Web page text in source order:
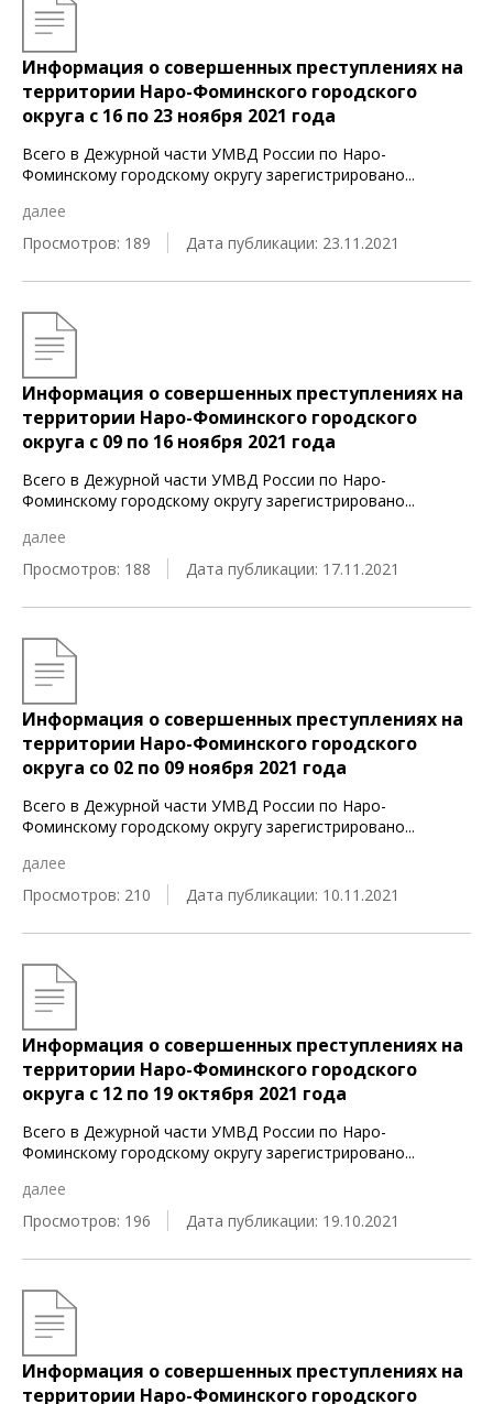
Информация о совершенных преступлениях на
территории Наро-Фоминского городского
округа c 16 по 23 ноября 2021 года
Всего в Дежурной части УМВД России по Наро-
Фоминскому городскому округу зарегистрировано...
далее
Просмотров: 189
Дата публикации: 23.11.2021
Информация о совершенных преступлениях на
территории Наро-Фоминского городского
округа c 09 по 16 ноября 2021 года
Всего в Дежурной части УМВД России по Наро-
Фоминскому городскому округу зарегистрировано...
далее
Просмотров: 188
Дата публикации: 17.11.2021
Информация о совершенных преступлениях на
территории Наро-Фоминского городского
округа cо 02 по 09 ноября 2021 года
Всего в Дежурной части УМВД России по Наро-
Фоминскому городскому округу зарегистрировано...
далее
Просмотров: 210
Дата публикации: 10.11.2021
Информация о совершенных преступлениях на
территории Наро-Фоминского городского
округа c 12 по 19 октября 2021 года
Всего в Дежурной части УМВД России по Наро-
Фоминскому городскому округу зарегистрировано...
далее
Просмотров: 196
Дата публикации: 19.10.2021
Информация о совершенных преступлениях на
территории Наро-Фоминского городского